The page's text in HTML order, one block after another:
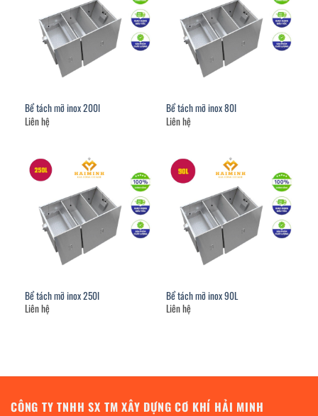
Bể tách mỡ inox 200l
Liên hệ
Bể tách mỡ inox 80l
Liên hệ
Bể tách mỡ inox 250l
Liên hệ
Bể tách mỡ inox 90L
Liên hệ
CÔNG TY TNHH SX TM XÂY DỰNG CƠ KHÍ HẢI MINH